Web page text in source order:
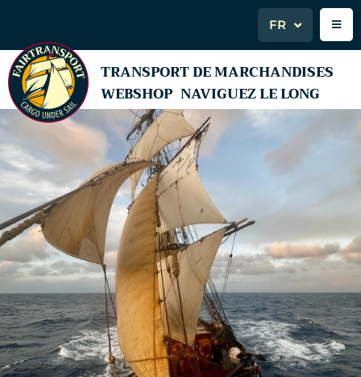
FR
TRANSPORT DE MARCHANDISES
WEBSHOP NAVIGUEZ LE LONG